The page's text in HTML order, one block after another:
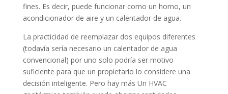
fines. Es decir, puede funcionar como un horno, un
acondicionador de aire y un calentador de agua.
La practicidad de reemplazar dos equipos diferentes
(todavía sería necesario un calentador de agua
convencional) por uno solo podría ser motivo
suficiente para que un propietario lo considere una
decisión inteligente. Pero hay más Un HVAC